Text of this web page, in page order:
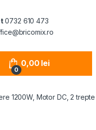
0732 610 473
0
0,00 lei
1200W, Motor DC, 2